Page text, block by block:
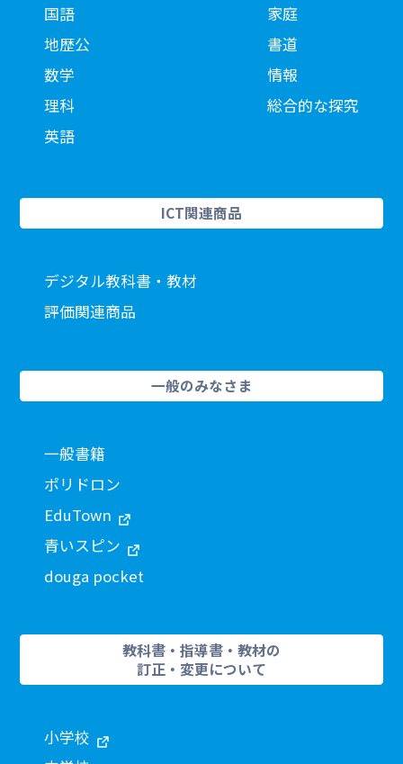
国語
地歴公
数学
理科
英語
家庭
書道
情報
総合的な探究
ICT関連商品
デジタル教科書・教材
評価関連商品
一般のみなさま
一般書籍
ポリドロン
EduTown
青いスピン
douga pocket
教科書・指導書・教材の
訂正・変更について
小学校